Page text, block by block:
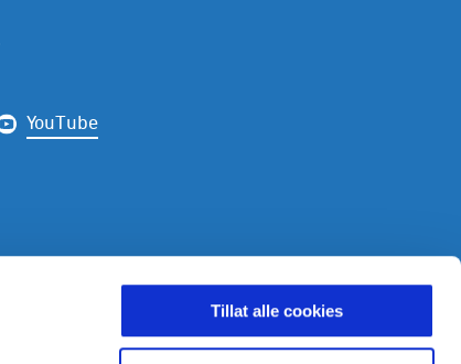
Tillat alle cookies
YouTube